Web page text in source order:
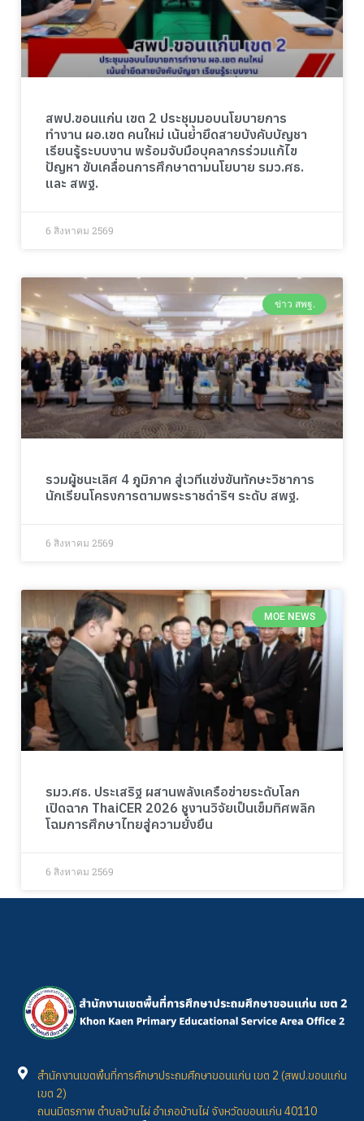
สพป.ขอนแก่น เขต 2 ประชุมมอบนโยบายการ
ทำงาน ผอ.เขต คนใหม่ เน้นย้ำยึดสายบังคับบัญชา
เรียนรู้ระบบงาน พร้อมจับมือบุคลากรร่วมแก้ไข
ปัญหา ขับเคลื่อนการศึกษาตามนโยบาย รมว.ศธ.
และ สพฐ.
6 สิงหาคม 2569
ข่าว สพฐ.
รวมผู้ชนะเลิศ 4 ภูมิภาค สู่เวทีแข่งขันทักษะวิชาการ
นักเรียนโครงการตามพระราชดำริฯ ระดับ สพฐ.
6 สิงหาคม 2569
MOE NEWS
รมว.ศธ. ประเสริฐ ผสานพลังเครือข่ายระดับโลก
เปิดฉาก ThaiCER 2026 ชูงานวิจัยเป็นเข็มทิศพลิก
โฉมการศึกษาไทยสู่ความยั่งยืน
6 สิงหาคม 2569
สำนักงานเขตพื้นที่การศึกษาประถมศึกษาขอนแก่น เขต 2 (สพป.ขอนแก่น
เขต 2)
ถนนมิตรภาพ ตำบลบ้านไผ่ อำเภอบ้านไผ่ จังหวัดขอนแก่น 40110